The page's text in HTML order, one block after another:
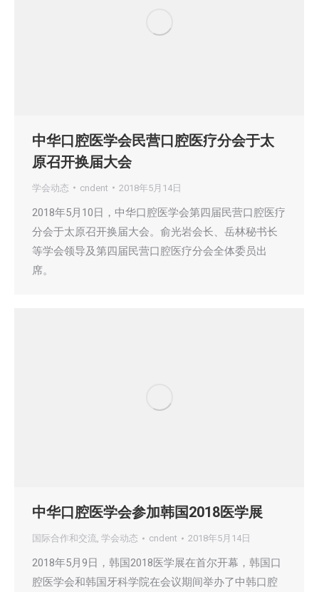
中华口腔医学会民营口腔医疗分会于太
原召开换届大会
学会动态 cndent 2018年5月14日
2018年5月10日，中华口腔医学会第四届民营口腔医疗
分会于太原召开换届大会。俞光岩会长、岳林秘书长
等学会领导及第四届民营口腔医疗分会全体委员出
席。
中华口腔医学会参加韩国2018医学展
国际合作和交流, 学会动态 cndent 2018年5月14日
2018年5月9日，韩国2018医学展在首尔开幕，韩国口
腔医学会和韩国牙科学院在会议期间举办了中韩口腔